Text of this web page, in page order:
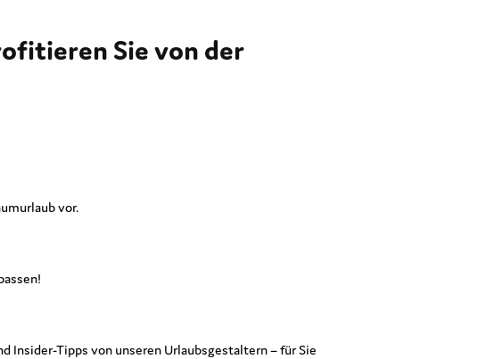
Sie von der
vor.
Insider-Tipps von unseren Urlaubsgestaltern – für Sie